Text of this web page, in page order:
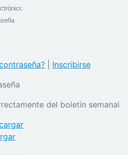
Inscribirse
del boletín semanal